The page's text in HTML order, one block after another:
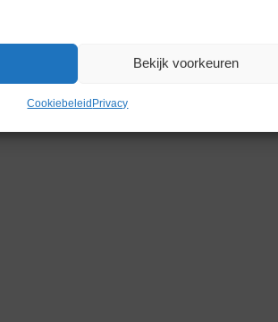
Bekijk voorkeuren
CookiebeleidPrivacy